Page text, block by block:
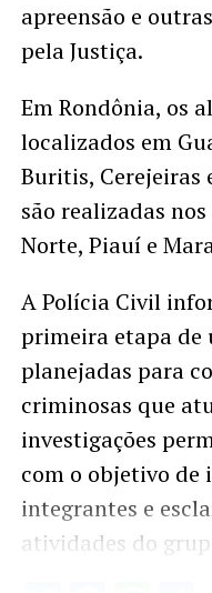
apreensão e
pela Justiça.
Em Rondônia, os
localizados em
Buritis, Cerejeiras
são realizadas
Norte, Piauí e
A Polícia Civil
primeira etapa de
planejadas para
criminosas que
investigações
com o objetivo
integrantes e
atividades do